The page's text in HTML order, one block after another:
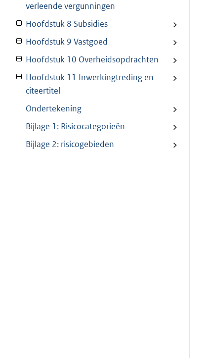
verleende vergunningen
Hoofdstuk 8 Subsidies
Hoofdstuk 9 Vastgoed
Hoofdstuk 10 Overheidsopdrachten
Hoofdstuk 11 Inwerkingtreding en
citeertitel
Ondertekening
Bijlage 1: Risicocategorieën
Bijlage 2: risicogebieden